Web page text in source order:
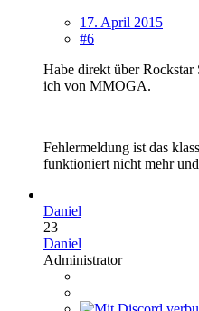
17. April 2015
#6
Habe direkt über
ich von MMOGA.
Fehlermeldung ist das
funktioniert nicht mehr
Daniel
23
Daniel
Administrator